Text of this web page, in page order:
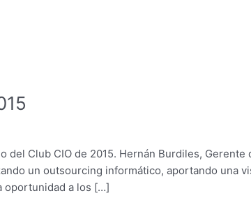
Club CIO de 2015. Hernán Burdiles, Gerente
un outsourcing informático, aportando una
oportunidad a los […]